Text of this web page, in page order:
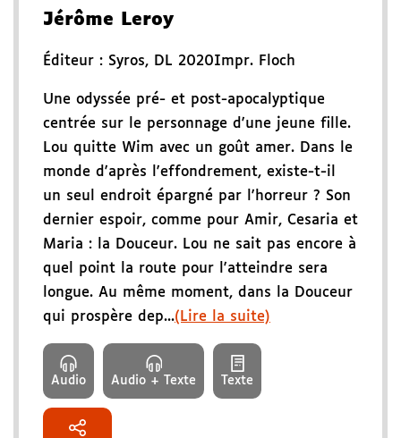
Jérôme Leroy
Éditeur : Syros, DL 2020Impr. Floch
Une odyssée pré- et post-apocalyptique
centrée sur le personnage d'une jeune fille.
Lou quitte Wim avec un goût amer. Dans le
monde d'après l'effondrement, existe-t-il
un seul endroit épargné par l'horreur ? Son
dernier espoir, comme pour Amir, Cesaria et
Maria : la Douceur. Lou ne sait pas encore à
quel point la route pour l'atteindre sera
longue. Au même moment, dans la Douceur
qui prospère dep...(Lire la suite)
Audio Audio + Texte Texte